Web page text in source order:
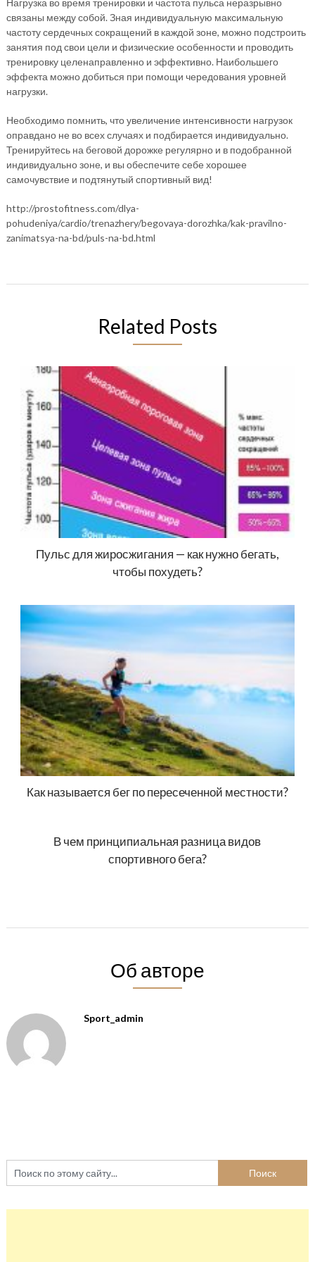
связаны между собой. Зная индивидуальную максимальную
частоту сердечных сокращений в каждой зоне, можно подстроить
занятия под свои цели и физические особенности и проводить
тренировку целенаправленно и эффективно. Наибольшего
эффекта можно добиться при помощи чередования уровней
нагрузки.
Необходимо помнить, что увеличение интенсивности нагрузок
оправдано не во всех случаях и подбирается индивидуально.
Тренируйтесь на беговой дорожке регулярно и в подобранной
индивидуально зоне, и вы обеспечите себе хорошее
самочувствие и подтянутый спортивный вид!
http://prostofitness.com/dlya-
pohudeniya/cardio/trenazhery/begovaya-dorozhka/kak-pravilno-
zanimatsya-na-bd/puls-na-bd.html
Related Posts
Пульс для жиросжигания — как нужно бегать,
чтобы похудеть?
Как называется бег по пересеченной местности?
В чем принципиальная разница видов
спортивного бега?
Об авторе
Sport_admin